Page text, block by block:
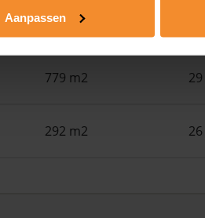
Aanpassen205 m2
779 m2
292 m2